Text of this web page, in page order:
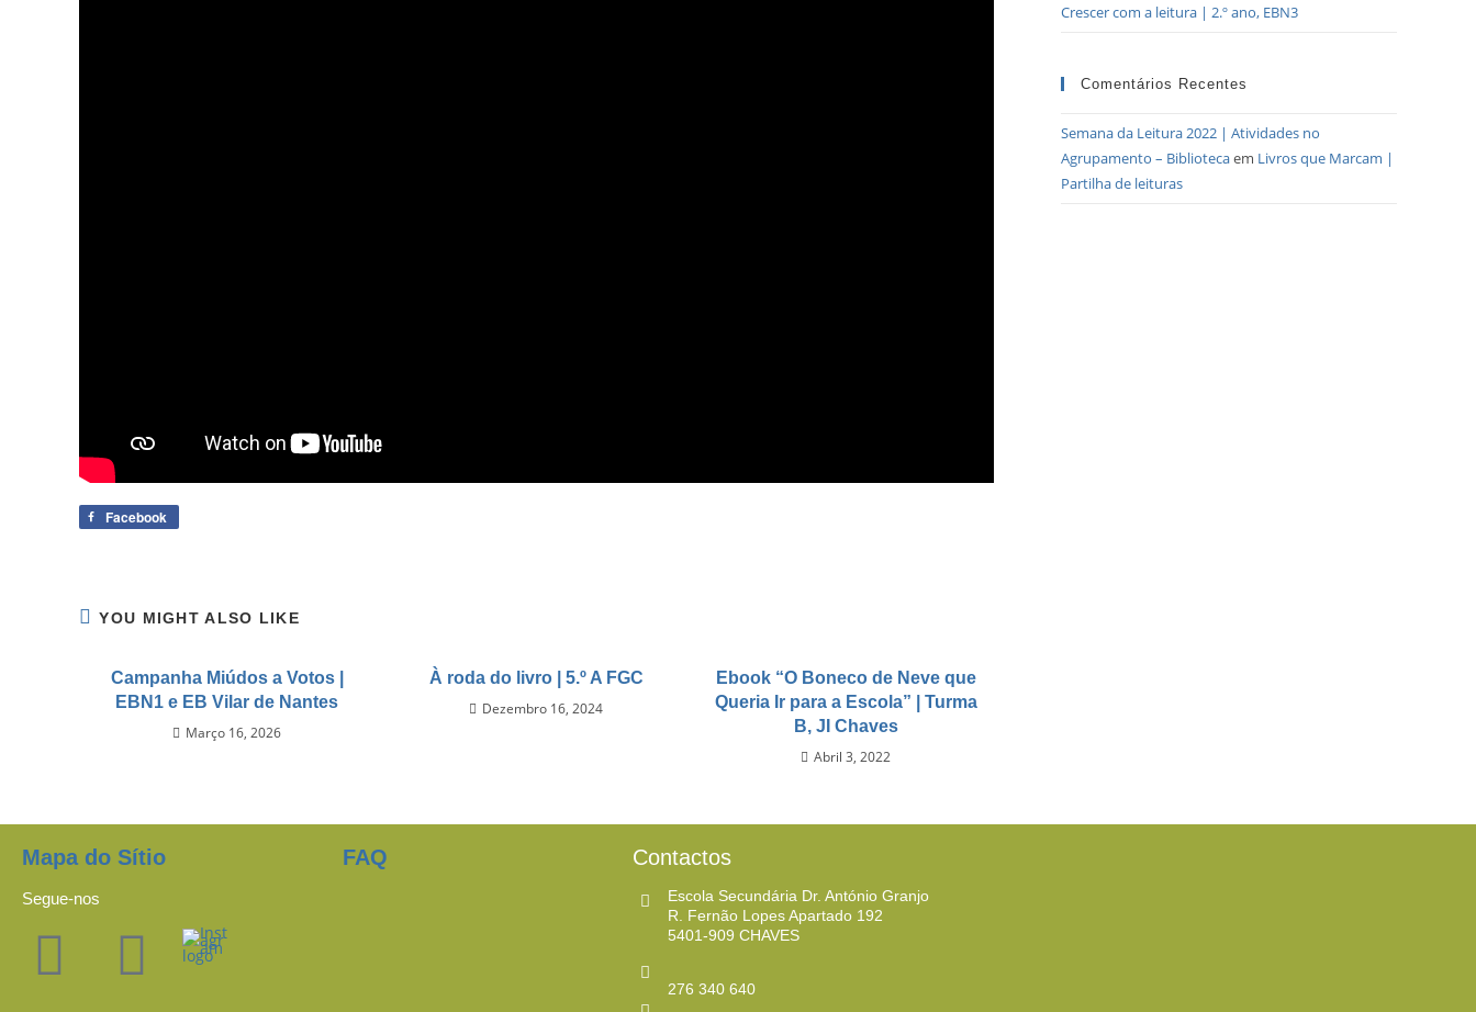
Facebook
YOU MIGHT ALSO LIKE
Campanha Miúdos a Votos |
EBN1 e EB Vilar de Nantes
Março 16, 2026
À roda do livro | 5.º A FGC
Dezembro 16, 2024
Ebook “O Boneco de Neve que
Queria Ir para a Escola” | Turma
B, JI Chaves
Abril 3, 2022
Crescer com a leitura | 2.º ano, EBN3
Comentários Recentes
Semana da Leitura 2022 | Atividades no
Agrupamento – Bibliotecaem Livros que Marcam |
Partilha de leituras
Mapa do Sítio FAQ Contactos
Segue-nos
Escola Secundária Dr. António Granjo
R. Fernão Lopes Apartado 192
5401-909 CHAVES ​
276 340 640